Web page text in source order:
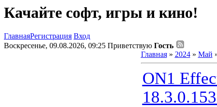
Качайте софт, игры и кино!
ГлавнаяРегистрация Вход
Воскресенье, 09.08.2026, 09:25 Приветствую Гость
Главная» 2024 » Май
ON1